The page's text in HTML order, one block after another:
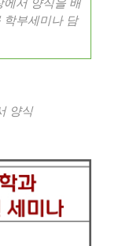
에서 양식을 배
학부세미나 담
양식